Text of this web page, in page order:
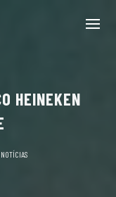
HEINEKEN
NOTÍCIAS